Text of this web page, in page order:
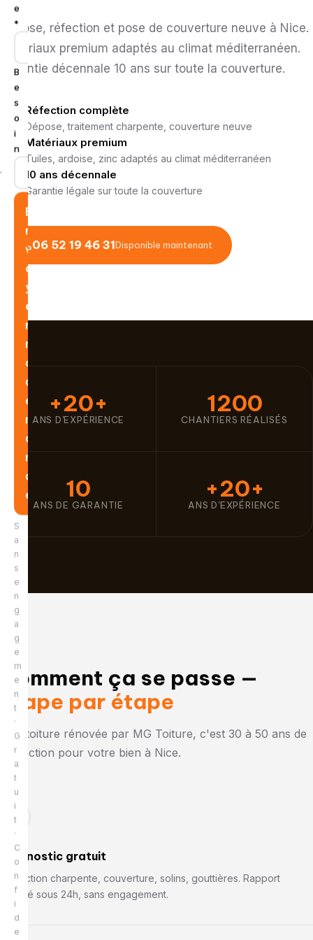
e
*
B
e
s
o
i
n
E
n
v
o
y
e
r
m
a
d
e
m
a
n
d
e
S
a
n
s
e
n
g
a
g
e
m
e
n
t
·
G
r
a
t
u
i
t
·
C
o
n
f
i
d
e
Dépose, réfection et pose de couverture neuve à Nice.
Matériaux premium adaptés au climat méditerranéen.
Garantie décennale 10 ans sur toute la couverture.
Réfection complète
Dépose, traitement charpente, couverture neuve
Matériaux premium
Tuiles, ardoise, zinc adaptés au climat méditerranéen
10 ans décennale
Garantie légale sur toute la couverture
06 52 19 46 31Disponible maintenant
+20+
ANS D'EXPÉRIENCE
1200
CHANTIERS RÉALISÉS
10
ANS DE GARANTIE
+20+
ANS D'EXPÉRIENCE
Comment ça se passe —
étape par étape
Une toiture rénovée par MG Toiture, c'est 30 à 50 ans de
protection pour votre bien à Nice.
01
Diagnostic gratuit
Inspection charpente, couverture, solins, gouttières. Rapport
détaillé sous 24h, sans engagement.